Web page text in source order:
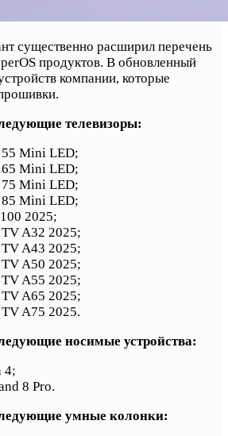
существенно расширил перечень
продуктов. В обновленный
компании, которые
телевизоры:
Mini LED;
Mini LED;
Mini LED;
Mini LED;
2025;
A32 2025;
A43 2025;
A50 2025;
A55 2025;
A65 2025;
A75 2025.
носимые устройства:
4;
8 Pro.
умные колонки: